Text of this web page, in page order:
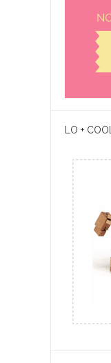
LO + COOL